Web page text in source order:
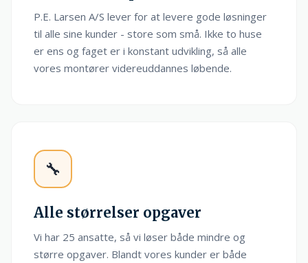
P.E. Larsen A/S lever for at levere gode løsninger
til alle sine kunder - store som små. Ikke to huse
er ens og faget er i konstant udvikling, så alle
vores montører videreuddannes løbende.
🔧
Alle størrelser opgaver
Vi har 25 ansatte, så vi løser både mindre og
større opgaver. Blandt vores kunder er både